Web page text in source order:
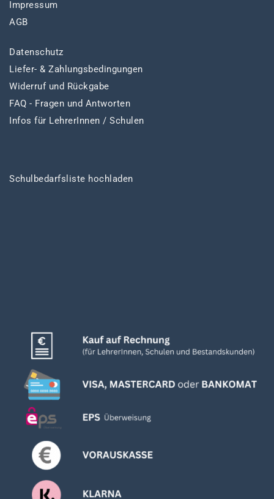
Impressum
AGB
Datenschutz
Liefer- & Zahlungsbedingungen
Widerruf und Rückgabe
FAQ - Fragen und Antworten
Infos für LehrerInnen / Schulen
Schulbedarfsliste hochladen